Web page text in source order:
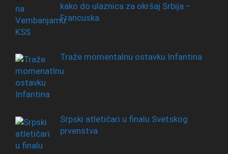
kako do ulaznica za okršaj Srbija –
Francuska
Traže momentalnu ostavku Infantina
Srpski atletičari u finalu Svetskog
prvenstva